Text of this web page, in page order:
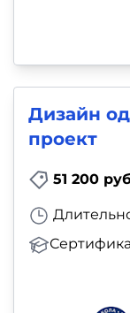
Дизайн
проект
51 200